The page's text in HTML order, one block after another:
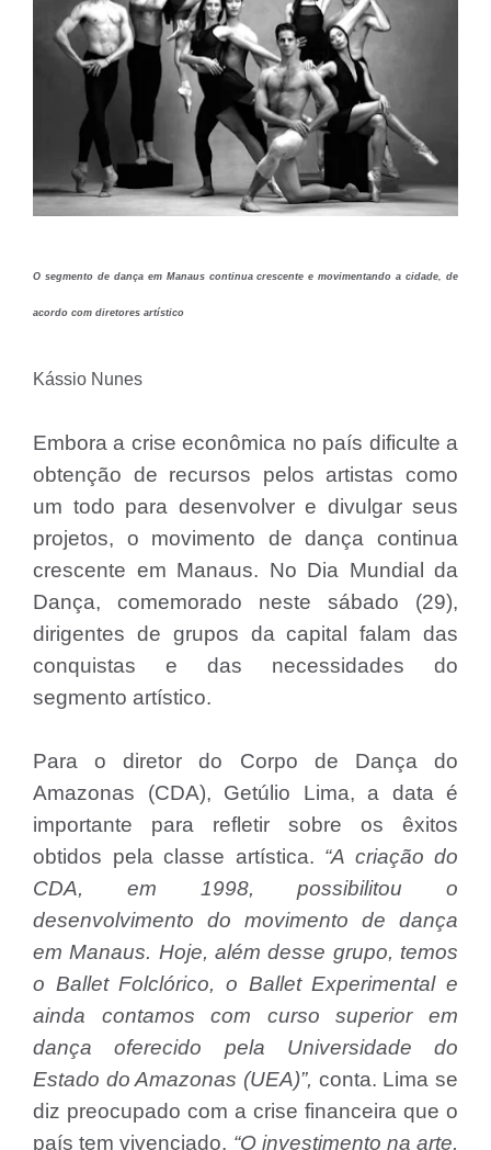
O segmento de dança em Manaus continua crescente e movimentando a cidade, de
acordo com diretores artístico
Kássio Nunes
Embora a crise econômica no país dificulte a
obtenção de recursos pelos artistas como
um todo para desenvolver e divulgar seus
projetos, o movimento de dança continua
crescente em Manaus. No Dia Mundial da
Dança, comemorado neste sábado (29),
dirigentes de grupos da capital falam das
conquistas e das necessidades do
segmento artístico.
Para o diretor do Corpo de Dança do
Amazonas (CDA), Getúlio Lima, a data é
importante para refletir sobre os êxitos
obtidos pela classe artística. “A criação do
CDA, em 1998, possibilitou o
desenvolvimento do movimento de dança
em Manaus. Hoje, além desse grupo, temos
o Ballet Folclórico, o Ballet Experimental e
ainda contamos com curso superior em
dança oferecido pela Universidade do
Estado do Amazonas (UEA)”, conta. Lima se
diz preocupado com a crise financeira que o
país tem vivenciado. “O investimento na arte,